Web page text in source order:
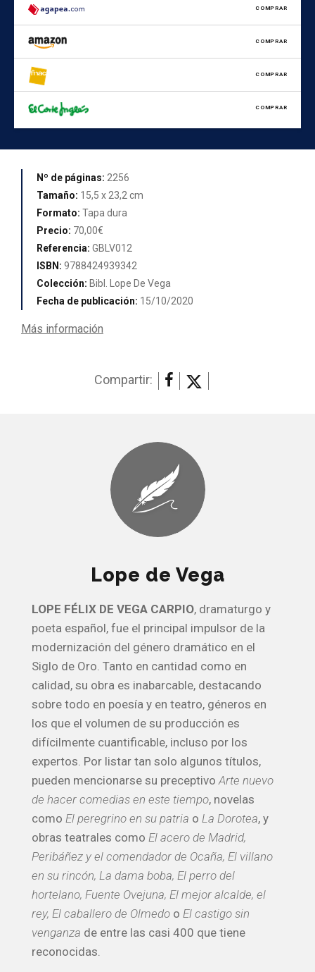
COMPRAR
COMPRAR
COMPRAR
COMPRAR
Nº de páginas: 2256
Tamaño: 15,5 x 23,2 cm
Formato: Tapa dura
Precio: 70,00€
Referencia: GBLV012
ISBN: 9788424939342
Colección: Bibl. Lope De Vega
Fecha de publicación: 15/10/2020
Más información
Compartir:
Lope de Vega
LOPE FÉLIX DE VEGA CARPIO, dramaturgo y
poeta español, fue el principal impulsor de la
modernización del género dramático en el
Siglo de Oro. Tanto en cantidad como en
calidad, su obra es inabarcable, destacando
sobre todo en poesía y en teatro, géneros en
los que el volumen de su producción es
difícilmente cuantificable, incluso por los
expertos. Por listar tan solo algunos títulos,
pueden mencionarse su preceptivo Arte nuevo
de hacer comedias en este tiempo, novelas
como El peregrino en su patria o La Dorotea, y
obras teatrales como El acero de Madrid,
Peribáñez y el comendador de Ocaña, El villano
en su rincón, La dama boba, El perro del
hortelano, Fuente Ovejuna, El mejor alcalde, el
rey, El caballero de Olmedoo El castigo sin
venganza de entre las casi 400 que tiene
reconocidas.